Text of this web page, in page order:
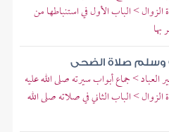
> الباب الأول في استنباطها من
وسلم صلاة الضحى
> جماع أبواب سيرته صلى الله عليه
> الباب الثاني في صلاته صلى الله